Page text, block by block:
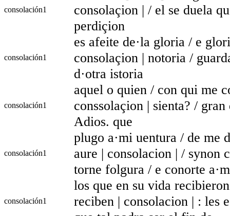
consolación1
consolaçion | / el se duela
perdiçion
consolación1
es afeite de·la gloria / e
consolaçion | notoria /
d·otra istoria
consolación1
aquel o quien / con qui me
conssolaçion | sienta? /
Adios. que
consolación1
plugo a·mi uentura / de
aure | consolacion | / synon
torne folgura / e conorte
consolación1
los que en su vida
reciben | consolacion | : les